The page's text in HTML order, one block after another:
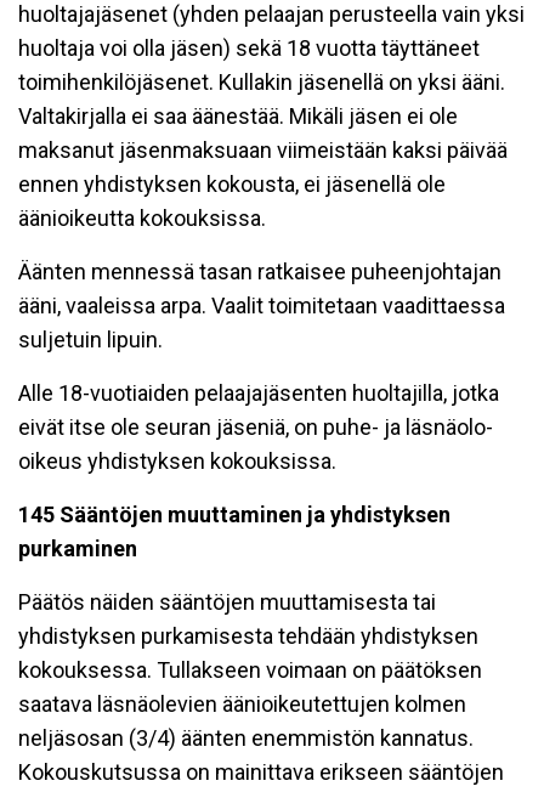
huoltajajäsenet (yhden pelaajan perusteella vain yksi
huoltaja voi olla jäsen) sekä 18 vuotta täyttäneet
toimihenkilöjäsenet. Kullakin jäsenellä on yksi ääni.
Valtakirjalla ei saa äänestää. Mikäli jäsen ei ole
maksanut jäsenmaksuaan viimeistään kaksi päivää
ennen yhdistyksen kokousta, ei jäsenellä ole
äänioikeutta kokouksissa.
Äänten mennessä tasan ratkaisee puheenjohtajan
ääni, vaaleissa arpa. Vaalit toimitetaan vaadittaessa
suljetuin lipuin.
Alle 18-vuotiaiden pelaajajäsenten huoltajilla, jotka
eivät itse ole seuran jäseniä, on puhe- ja läsnäolo-
oikeus yhdistyksen kokouksissa.
145 Sääntöjen muuttaminen ja yhdistyksen
purkaminen
Päätös näiden sääntöjen muuttamisesta tai
yhdistyksen purkamisesta tehdään yhdistyksen
kokouksessa. Tullakseen voimaan on päätöksen
saatava läsnäolevien äänioikeutettujen kolmen
neljäsosan (3/4) äänten enemmistön kannatus.
Kokouskutsussa on mainittava erikseen sääntöjen